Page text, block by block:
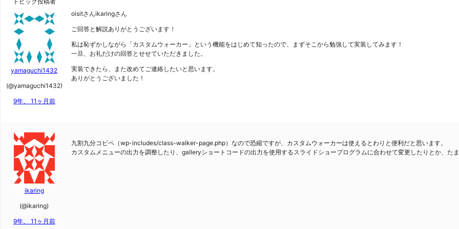
yamaguchi1432
(@yamaguchi1432)
9年、 11ヶ月前
oisitさんikaringさん
ご回答と解説ありがとうございます！
私は恥ずかしながら「カスタムウォーカー」という機能をはじめて知ったので、まずそこから勉強して実装してみます！
一旦、お礼だけの回答とせせていただきました。
実装できたら、また改めてご連絡したいと思います。
ありがとうございました！
ikaring
(@ikaring)
9年、 11ヶ月前
九割九分コピペ（wp-includes/class-walker-page.php）なので恐縮ですが、カスタムウォーカーは使えるとわりと便利だと思います。
カスタムメニューの出力を調整したり、galleryショートコードの出力を使用するスライドショープログラムに合わせて変更したりとか、たま